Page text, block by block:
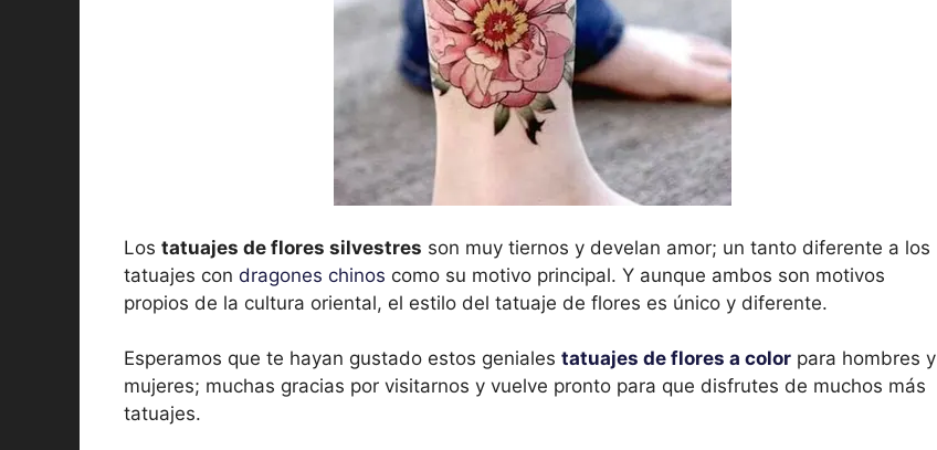
Los tatuajes de flores silvestres son muy tiernos y develan amor; un tanto diferente a los
tatuajes con dragones chinos como su motivo principal. Y aunque ambos son motivos
propios de la cultura oriental, el estilo del tatuaje de flores es único y diferente.
Esperamos que te hayan gustado estos geniales tatuajes de flores a color para hombres y
mujeres; muchas gracias por visitarnos y vuelve pronto para que disfrutes de muchos más
tatuajes.